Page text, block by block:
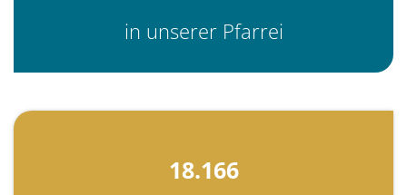
in unserer Pfarrei
18.166